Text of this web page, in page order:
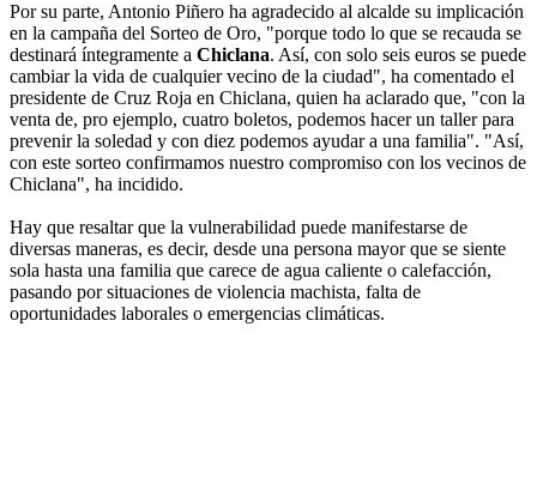
Por su parte, Antonio Piñero ha agradecido al alcalde su implicación
en la campaña del Sorteo de Oro, "porque todo lo que se recauda se
destinará íntegramente a Chiclana. Así, con solo seis euros se puede
cambiar la vida de cualquier vecino de la ciudad", ha comentado el
presidente de Cruz Roja en Chiclana, quien ha aclarado que, "con la
venta de, pro ejemplo, cuatro boletos, podemos hacer un taller para
prevenir la soledad y con diez podemos ayudar a una familia". "Así,
con este sorteo confirmamos nuestro compromiso con los vecinos de
Chiclana", ha incidido.
Hay que resaltar que la vulnerabilidad puede manifestarse de
diversas maneras, es decir, desde una persona mayor que se siente
sola hasta una familia que carece de agua caliente o calefacción,
pasando por situaciones de violencia machista, falta de
oportunidades laborales o emergencias climáticas.